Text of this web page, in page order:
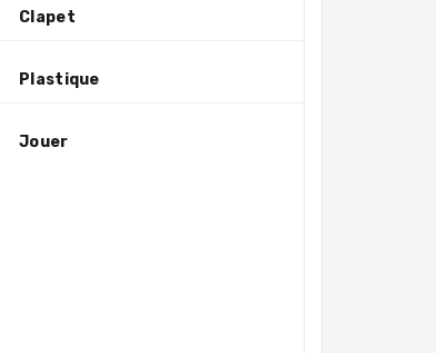
Clapet
Plastique
Jouer